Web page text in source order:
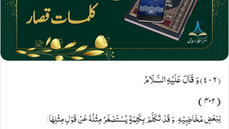
(٤٠٢) وَ قَالَ عَلَیْهِ السَّلَامُ
(۴۰۲)
لِبَعْضِ مُخَاطِبِیْهِ، وَ قَدْ تَكَلَّمَ بِكَلِمَةٍ یُسْتَصْغَرُ مِثْلُهٗ عَنْ قَوْلِ مِثْلِهَا: